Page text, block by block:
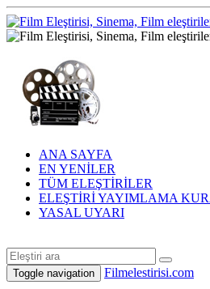
ANA SAYFA
EN YENİLER
TÜM ELEŞTİRİLER
ELEŞTİRİ YAYIMLAMA
YASAL UYARI
Toggle navigation Filmelestirisi.com